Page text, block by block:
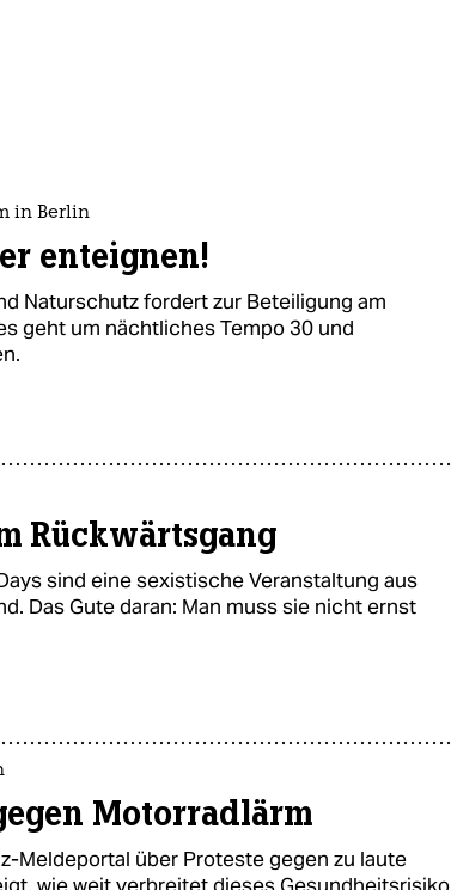
in Berlin
enteignen!
Naturschutz fordert zur Beteiligung am
geht um nächtliches Tempo 30 und
Rückwärtsgang
sind eine sexistische Veranstaltung aus
Das Gute daran: Man muss sie nicht ernst
Motorradlärm
Meldeportal über Proteste gegen zu laute